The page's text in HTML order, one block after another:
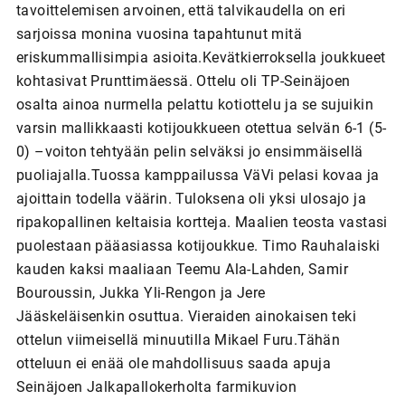
tavoittelemisen arvoinen, että talvikaudella on eri
sarjoissa monina vuosina tapahtunut mitä
eriskummallisimpia asioita.Kevätkierroksella joukkueet
kohtasivat Prunttimäessä. Ottelu oli TP-Seinäjoen
osalta ainoa nurmella pelattu kotiottelu ja se sujuikin
varsin mallikkaasti kotijoukkueen otettua selvän 6-1 (5-
0) –voiton tehtyään pelin selväksi jo ensimmäisellä
puoliajalla.Tuossa kamppailussa VäVi pelasi kovaa ja
ajoittain todella väärin. Tuloksena oli yksi ulosajo ja
ripakopallinen keltaisia kortteja. Maalien teosta vastasi
puolestaan pääasiassa kotijoukkue. Timo Rauhalaiski
kauden kaksi maaliaan Teemu Ala-Lahden, Samir
Bouroussin, Jukka Yli-Rengon ja Jere
Jääskeläisenkin osuttua. Vieraiden ainokaisen teki
ottelun viimeisellä minuutilla Mikael Furu.Tähän
otteluun ei enää ole mahdollisuus saada apuja
Seinäjoen Jalkapallokerholta farmikuvion